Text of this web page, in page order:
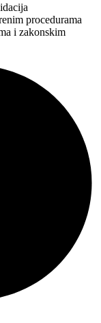
procedurama
i zakonskim